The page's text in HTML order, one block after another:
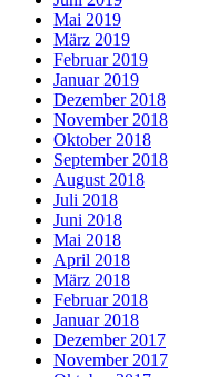
Mai 2019
März 2019
Februar 2019
Januar 2019
Dezember 2018
November 2018
Oktober 2018
September 2018
August 2018
Juli 2018
Juni 2018
Mai 2018
April 2018
März 2018
Februar 2018
Januar 2018
Dezember 2017
November 2017